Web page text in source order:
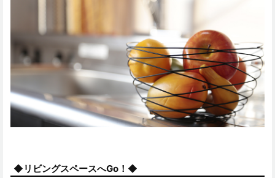
◆リビングスペースへGo！◆